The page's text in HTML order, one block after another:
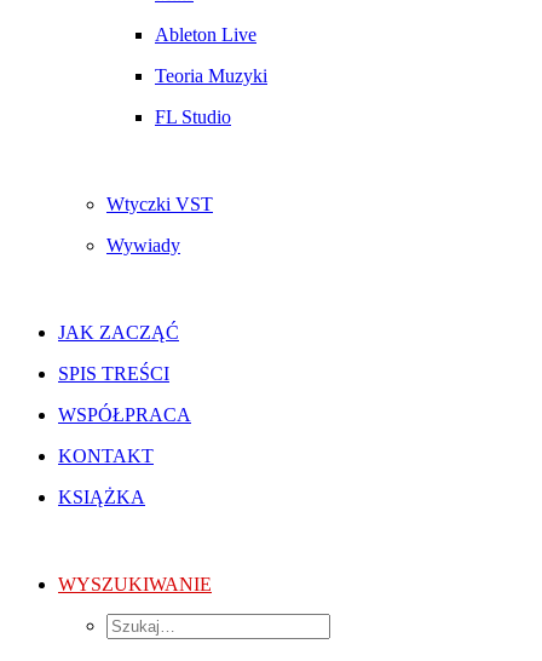
Ableton Live
Teoria Muzyki
FL Studio
Wtyczki VST
Wywiady
JAK ZACZĄĆ
SPIS TREŚCI
WSPÓŁPRACA
KONTAKT
KSIĄŻKA
WYSZUKIWANIE